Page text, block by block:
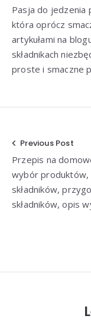
Pasja do jedzenia
która oprócz
artykułami na
składnikach
proste i smaczne
Nawigacja
wpisu
Previous Post
Przepis na
wybór produktów,
składników,
składników, opis